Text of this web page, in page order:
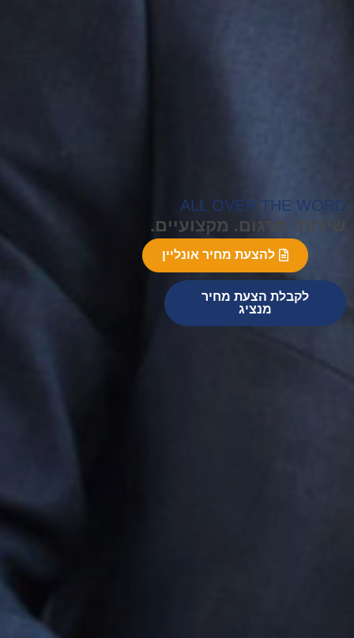
ALL OVER THE WORD
שירותי תרגום. מקצועיים.
להצעת מחיר אונליין
לקבלת הצעת מחיר
מנציג